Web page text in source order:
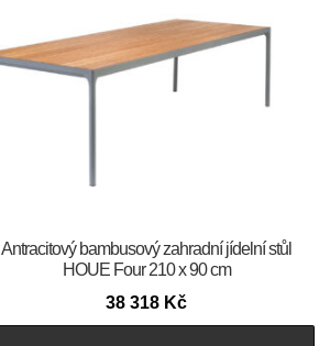
Antracitový bambusový zahradní jídelní stůl
HOUE Four 210 x 90 cm
38 318 Kč